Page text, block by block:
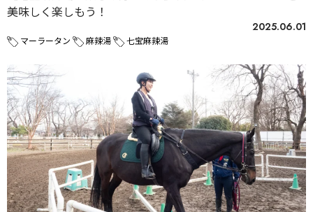
美味しく楽しもう！
2025.06.01
マーラータン 麻辣湯 七宝麻辣湯